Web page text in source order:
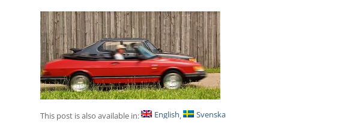
This post is also available in: English Svenska